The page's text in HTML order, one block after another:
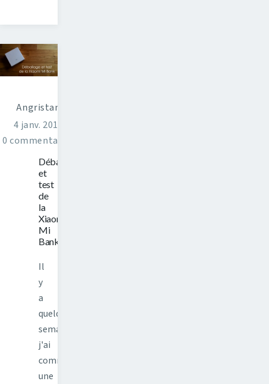
Angristan
4 janv. 2015
0 commentaires
Déballage
et
test
de
la
Xiaomi
Mi
Bank
Il
y
a
quelques
semaines,
j'ai
commandé
une